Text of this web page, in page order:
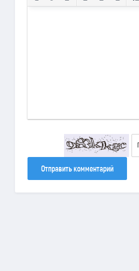
Отправить комментарий